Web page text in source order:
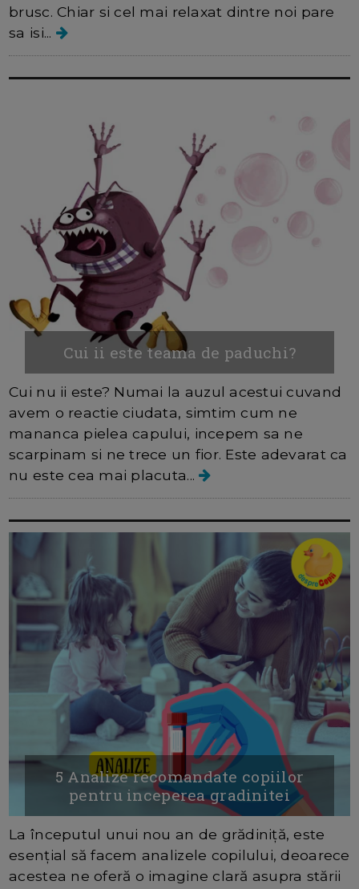
brusc. Chiar si cel mai relaxat dintre noi pare
sa isi...
Cui ii este teama de paduchi?
Cui nu ii este? Numai la auzul acestui cuvand
avem o reactie ciudata, simtim cum ne
mananca pielea capului, incepem sa ne
scarpinam si ne trece un fior. Este adevarat ca
nu este cea mai placuta...
5 Analize recomandate copiilor
pentru inceperea gradinitei
La începutul unui nou an de grădiniță, este
esențial să facem analizele copilului, deoarece
acestea ne oferă o imagine clară asupra stării